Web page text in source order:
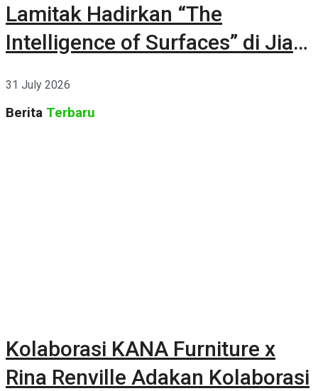
Lamitak Hadirkan “The
Intelligence of Surfaces” di Jia
31 July 2026
Berita Terbaru
Kolaborasi KANA Furniture x
Rina Renville Adakan Kolaborasi